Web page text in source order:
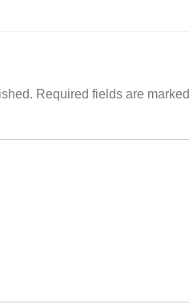
Required fields are marked